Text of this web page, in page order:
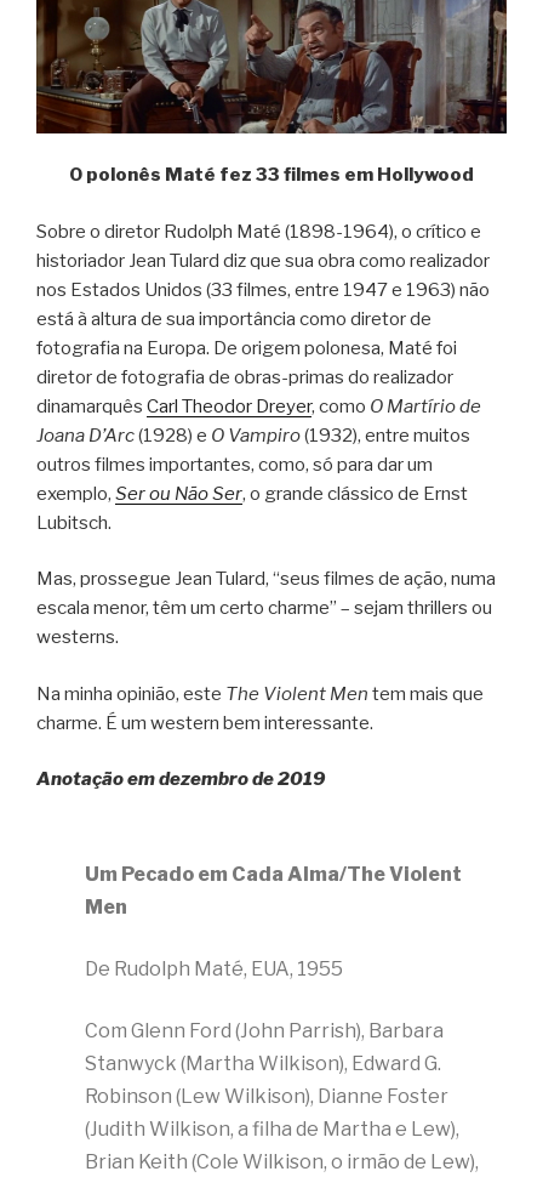
O polonês Maté fez 33 filmes em Hollywood
Sobre o diretor Rudolph Maté (1898-1964), o crítico e
historiador Jean Tulard diz que sua obra como realizador
nos Estados Unidos (33 filmes, entre 1947 e 1963) não
está à altura de sua importância como diretor de
fotografia na Europa. De origem polonesa, Maté foi
diretor de fotografia de obras-primas do realizador
dinamarquês Carl Theodor Dreyer, como O Martírio de
Joana D’Arc(1928) e O Vampiro(1932), entre muitos
outros filmes importantes, como, só para dar um
exemplo, Ser ou Não Ser, o grande clássico de Ernst
Lubitsch.
Mas, prossegue Jean Tulard, “seus filmes de ação, numa
escala menor, têm um certo charme” – sejam thrillers ou
westerns.
Na minha opinião, este The Violent Men tem mais que
charme. É um western bem interessante.
Anotação em dezembro de 2019
Um Pecado em Cada Alma/The Violent
Men
De Rudolph Maté, EUA, 1955
Com Glenn Ford (John Parrish), Barbara
Stanwyck (Martha Wilkison), Edward G.
Robinson (Lew Wilkison), Dianne Foster
(Judith Wilkison, a filha de Martha e Lew),
Brian Keith (Cole Wilkison, o irmão de Lew),